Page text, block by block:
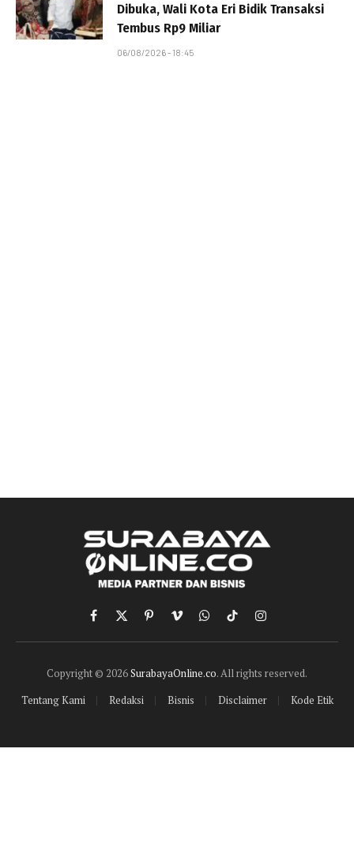
Dibuka, Wali Kota Eri Bidik Transaksi
Tembus Rp9 Miliar
06/08/2026 - 18:45
Facebook
X
(Twitter)
PinterestVimeoWhatsApp
TikTokInstagram
Copyright © 2026SurabayaOnline.co. All rights reserved.
Tentang Kami
Redaksi Bisnis Disclaimer Kode Etik